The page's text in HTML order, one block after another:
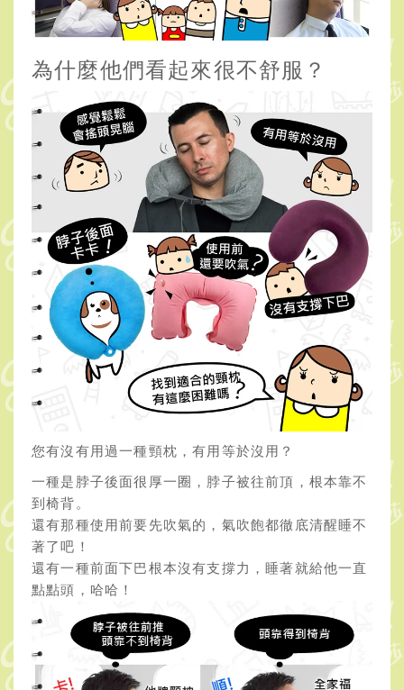
為什麼他們看起來很不舒服？
您有沒有用過一種頸枕，有用等於沒用？
一種是脖子後面很厚一圈，脖子被往前頂，根本靠不
到椅背。
還有那種使用前要先吹氣的，氣吹飽都徹底清醒睡不
著了吧！
還有一種前面下巴根本沒有支撐力，睡著就給他一直
點點頭，哈哈！